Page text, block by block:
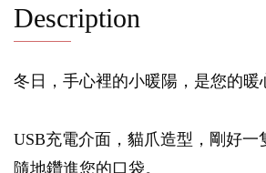
Description
冬日，手心裡的小暖陽，是您的暖
USB充電介面，貓爪造型，剛好一
隨地鑽進您的口袋。